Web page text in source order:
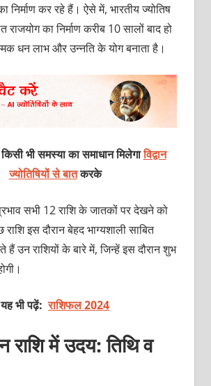
निर्माण कर रहे हैं। ऐसे में, भारतीय ज्योतिष
राजयोग का निर्माण करीब 10 सालों बाद हो
धन लाभ और उन्नति के योग बनाता है।
भी समस्या का समाधान मिलेगाविद्वान
ज्योतिषियों से बातकरके
सभी 12 राशि के जातकों पर देखने को
इस दौरान बेहद भाग्यशाली साबित
हैं उन राशियों के बारे में, जिन्हें इस दौरान शुभ
यह भी पढ़ें: राशिफल 2024
राशि में उदय: तिथि व